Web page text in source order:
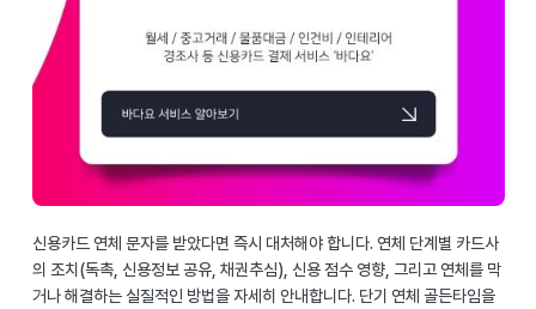
신용카드 연체 문자를 받았다면 즉시 대처해야 합니다. 연체 단계별 카드사
의 조치(독촉, 신용정보 공유, 채권추심), 신용 점수 영향, 그리고 연체를 막
거나 해결하는 실질적인 방법을 자세히 안내합니다. 단기 연체 골든타임을